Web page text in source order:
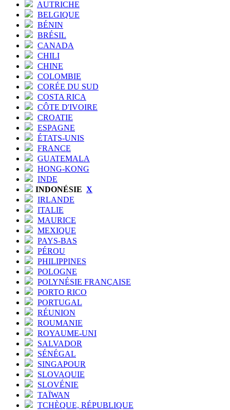
AUTRICHE
BELGIQUE
BÉNIN
BRÉSIL
CANADA
CHILI
CHINE
COLOMBIE
CORÉE DU SUD
COSTA RICA
CÔTE D'IVOIRE
CROATIE
ESPAGNE
ÉTATS-UNIS
FRANCE
GUATEMALA
HONG-KONG
INDE
INDONÉSIE X
IRLANDE
ITALIE
MAURICE
MEXIQUE
PAYS-BAS
PÉROU
PHILIPPINES
POLOGNE
POLYNÉSIE FRANÇAISE
PORTO RICO
PORTUGAL
RÉUNION
ROUMANIE
ROYAUME-UNI
SALVADOR
SÉNÉGAL
SINGAPOUR
SLOVAQUIE
SLOVÉNIE
TAÏWAN
TCHÈQUE, RÉPUBLIQUE